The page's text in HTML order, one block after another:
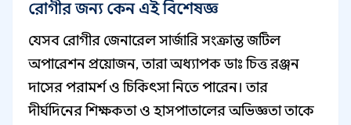
রোগীর জন্য কেন এই বিশেষজ্ঞ
যেসব রোগীর জেনারেল সার্জারি সংক্রান্ত জটিল
অপারেশন প্রয়োজন, তারা অধ্যাপক ডাঃ চিত্ত রঞ্জন
দাসের পরামর্শ ও চিকিৎসা নিতে পারেন। তার
দীর্ঘদিনের শিক্ষকতা ও হাসপাতালের অভিজ্ঞতা তাকে